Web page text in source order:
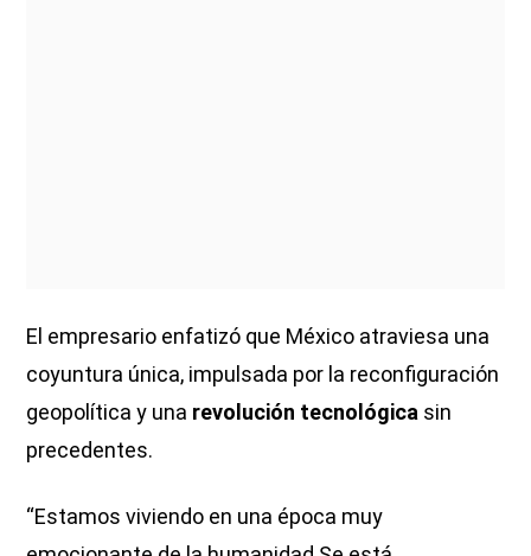
El empresario enfatizó que México atraviesa una
coyuntura única, impulsada por la reconfiguración
geopolítica y una revolución tecnológica sin
precedentes.
“Estamos viviendo en una época muy